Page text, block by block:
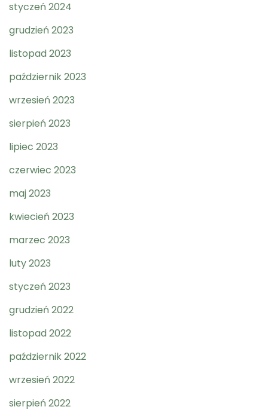
styczeń 2024
grudzień 2023
listopad 2023
październik 2023
wrzesień 2023
sierpień 2023
lipiec 2023
czerwiec 2023
maj 2023
kwiecień 2023
marzec 2023
luty 2023
styczeń 2023
grudzień 2022
listopad 2022
październik 2022
wrzesień 2022
sierpień 2022